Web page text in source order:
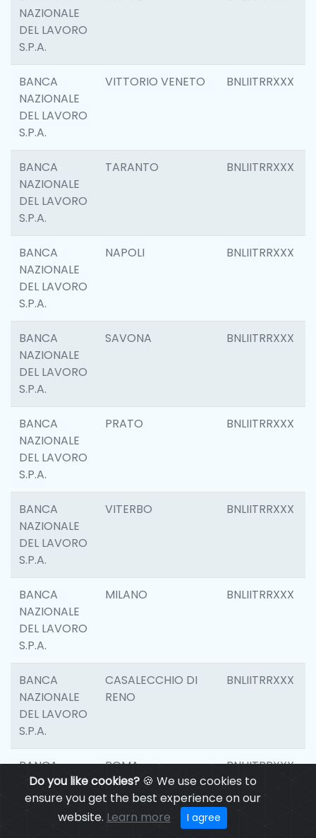
Do you like cookies?🍪 We use cookies to
ensure you get the best experience on our
website. Learn more I agree
NAZIONALE
DEL LAVORO
S.P.A.
BANCA
NAZIONALE
DEL LAVORO
S.P.A.
VITTORIO VENETO BNLIITRRXXX
BANCA
NAZIONALE
DEL LAVORO
S.P.A.
TARANTO BNLIITRRXXX
BANCA
NAZIONALE
DEL LAVORO
S.P.A.
NAPOLI BNLIITRRXXX
BANCA
NAZIONALE
DEL LAVORO
S.P.A.
SAVONA BNLIITRRXXX
BANCA
NAZIONALE
DEL LAVORO
S.P.A.
PRATO BNLIITRRXXX
BANCA
NAZIONALE
DEL LAVORO
S.P.A.
VITERBO BNLIITRRXXX
BANCA
NAZIONALE
DEL LAVORO
S.P.A.
MILANO BNLIITRRXXX
BANCA
NAZIONALE
DEL LAVORO
S.P.A.
CASALECCHIO DI
RENO
BNLIITRRXXX
BANCA
NAZIONALE
DEL LAVORO
ROMA BNLIITRRXXX